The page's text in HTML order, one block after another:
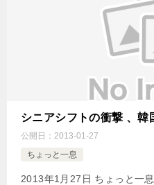
シニアシフトの衝撃 、韓
公開日： 2013-01-27
ちょっと一息
2013年1月27日 ちょっと一